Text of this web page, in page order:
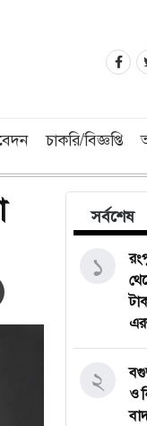
চাকরি/বিজ্ঞপ্তি
সর্বশেষ
১
ও
২